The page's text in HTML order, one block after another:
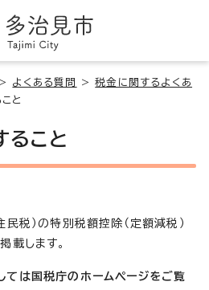
> よくある質問 >税金に関するよくあ
と
ること
税）の特別税額控除（定額減税）
載します。
は国税庁のホームページをご覧